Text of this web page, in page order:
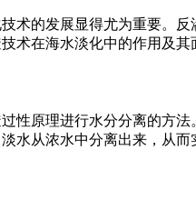
术的发展显得尤为重要。
术在海水淡化中的作用及其
性原理进行水分分离的方
水从浓水中分离出来，从而